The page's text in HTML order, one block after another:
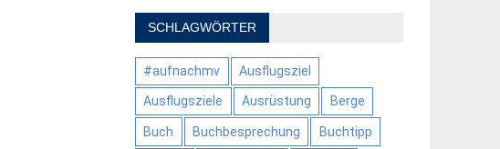
SCHLAGWÖRTER
#aufnachmv Ausflugsziel
Ausflugsziele Ausrüstung Berge
Buch Buchbesprechung Buchtipp